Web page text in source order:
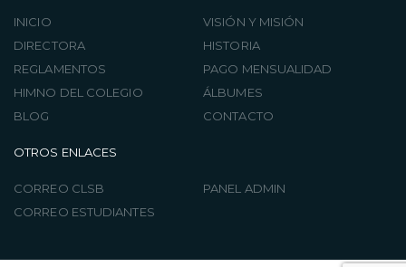
INICIO
VISIÓN Y MISIÓN
DIRECTORA
HISTORIA
REGLAMENTOS
PAGO MENSUALIDAD
HIMNO DEL COLEGIO
ÁLBUMES
BLOG
CONTACTO
OTROS ENLACES
CORREO CLSB
PANEL ADMIN
CORREO ESTUDIANTES